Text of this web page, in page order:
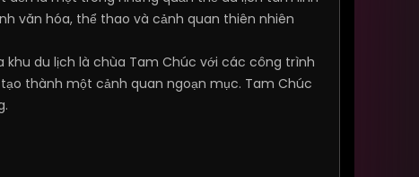
văn hóa, thể thao và cảnh quan thiên nhiên
khu du lịch là chùa Tam Chúc với các công trình
thành một cảnh quan ngoạn mục. Tam Chúc